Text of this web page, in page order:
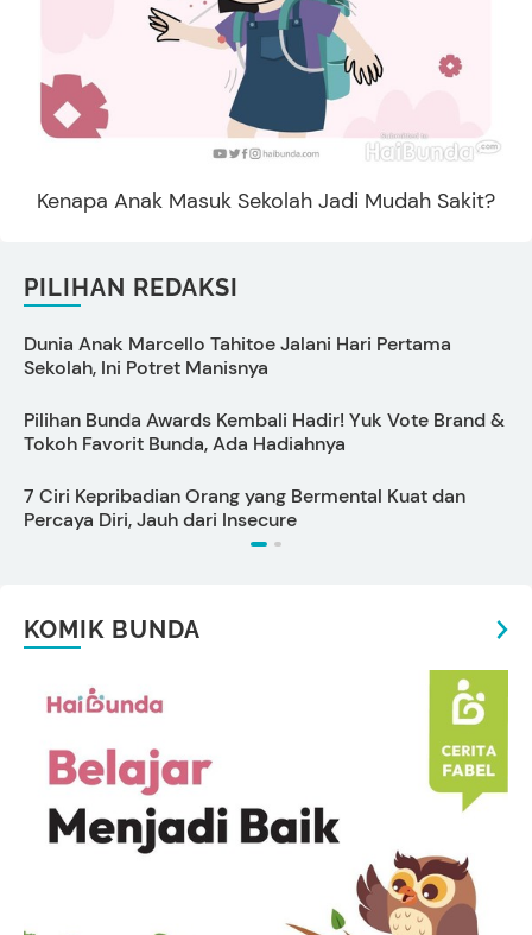
Kenapa Anak Masuk Sekolah Jadi Mudah Sakit?
PILIHAN REDAKSI
Dunia Anak Marcello Tahitoe Jalani Hari Pertama
Sekolah, Ini Potret Manisnya
Pilihan Bunda Awards Kembali Hadir! Yuk Vote Brand &
Tokoh Favorit Bunda, Ada Hadiahnya
7 Ciri Kepribadian Orang yang Bermental Kuat dan
Percaya Diri, Jauh dari Insecure
KOMIK BUNDA